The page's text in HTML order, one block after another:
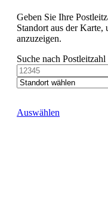
Geben Sie Ihre
Standort aus der Karte,
anzuzeigen.
Suche nach Postleitzahl
Auswählen